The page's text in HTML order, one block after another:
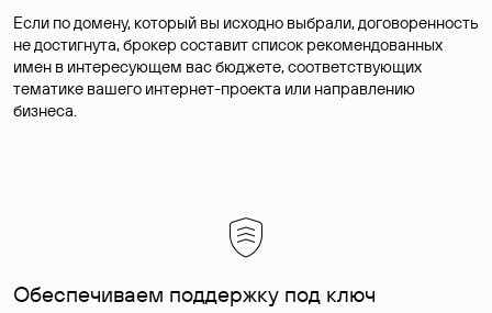
Если по домену, который вы исходно выбрали, договоренность
не достигнута, брокер составит список рекомендованных
имен в интересующем вас бюджете, соответствующих
тематике вашего интернет-проекта или направлению
бизнеса.
Обеспечиваем поддержку под ключ